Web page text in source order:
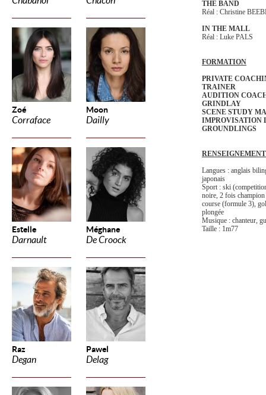
Zoé
Corraface
Moon
Dailly
Estelle
Darnault
Méghane
De Croock
Raz
Degan
Pawel
Delag
THE BAND
Réal : Christine
IN THE MALL
Réal : Luke PALS
FORMATION
PRIVATE
TRAINER
AUDITION
GRINDLAY
SCENE STUDY
IMPROVISATION
GROUNDLINGS
Langues : anglais
japonais
Sport : ski
noire, 2 fois
course (formule 3),
plongée
Musique : chanteur,
Taille : 1m77